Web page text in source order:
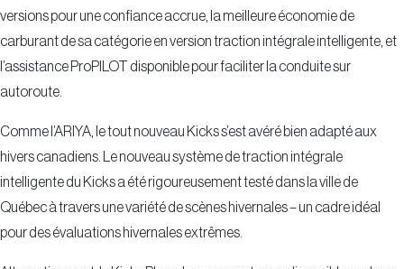
versions pour une confiance accrue, la meilleure économie de
carburant de sa catégorie en version traction intégrale intelligente, et
l’assistance ProPILOT disponible pour faciliter la conduite sur
autoroute.
Comme l’ARIYA, le tout nouveau Kicks s’est avéré bien adapté aux
hivers canadiens. Le nouveau système de traction intégrale
intelligente du Kicks a été rigoureusement testé dans la ville de
Québec à travers une variété de scènes hivernales – un cadre idéal
pour des évaluations hivernales extrêmes.
Alternativement, le Kicks Play, plus compact, sera disponible en deux